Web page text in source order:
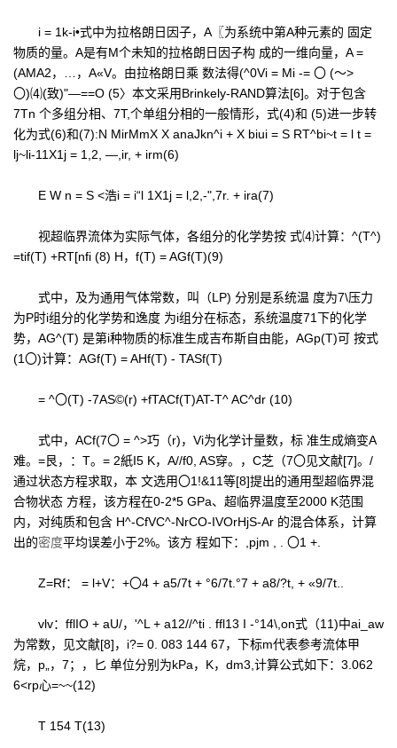
i = 1k-i•式中为拉格朗日因子，A〖为系统中第A种元素的 固定
物质的量。A是有M个未知的拉格朗日因子构 成的一维向量，A =
(AMA2，…，A«V。由拉格朗日乘 数法得(^0Vi = Mi -= 〇 (〜>
〇)⑷(致)"—==O (5〉本文采用Brinkely-RAND算法[6]。对于包含
7Tn 个多组分相、7T,个单组分相的一般情形，式(4)和 (5)进一步转
化为式(6)和(7):N MirMmX X anaJkn^i + X biui = S RT^bi~t = l t =
lj~li-11X1j = 1,2, —,ir, + irm(6)
E W n = S <浩i = i“l 1X1j = l,2,-",7r. + ira(7)
视超临界流体为实际气体，各组分的化学势按 式⑷计算：^(T^)
=tif(T) +RT[nfi (8) H，f(T) = AGf(T)(9)
式中，及为通用气体常数，叫（LP) 分别是系统温 度为7\压力
为P时i组分的化学势和逸度 为i组分在标态，系统温度71下的化学
势，AG^(T) 是第i种物质的标准生成吉布斯自由能，AGp(T)可 按式
(1〇)计算：AGf(T) = AHf(T) - TASf(T)
= ^〇(T) -7AS©(r) +fTACf(T)AT-T^ AC^dr (10)
式中，ACf(7〇 = ^>巧（r)，Vi为化学计量数，标 准生成熵变A
难。=艮，：T。= 2紙I5 K，A//f0, AS穿。，C芝（7〇见文献[7]。/
通过状态方程求取，本 文选用〇1!&11等[8]提出的通用型超临界混
合物状态 方程，该方程在0-2*5 GPa、超临界温度至2000 K范围
内，对纯质和包含 H^-CfVC^-NrCO-IVOrHjS-Ar 的混合体系，计算
出的密度平均误差小于2%。该方 程如下：,pjm , . 〇1 +.
Z=Rf： = l+V：+〇4 + a5/7t + °6/7t.°7 + a8/?t, + «9/7t..
vlv：fflIO + aU/，'^L + a12//^ti . ffl13 I -°14\,on式（11)中ai_aw
为常数，见文献[8]，i?= 0. 083 144 67，下标m代表参考流体甲
烷，p„，7；，匕 单位分别为kPa，K，dm3,计算公式如下：3.062
6<rp心=~~(12)
T 154 T(13)